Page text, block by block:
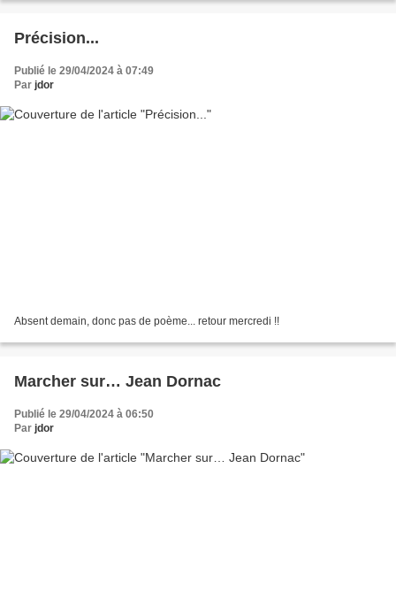
Précision...
Publié le 29/04/2024 à 07:49
Par jdor
Absent demain, donc pas de poème... retour mercredi !!
Marcher sur… Jean Dornac
Publié le 29/04/2024 à 06:50
Par jdor